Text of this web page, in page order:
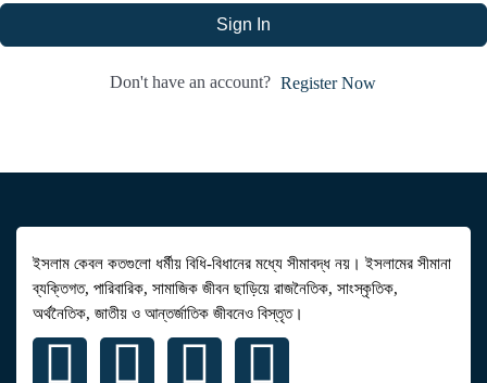
Sign In
Don't have an account? Register Now
ইসলাম কেবল কতগুলো ধর্মীয় বিধি-বিধানের মধ্যে সীমাবদ্ধ নয়। ইসলামের সীমানা
ব্যক্তিগত, পারিবারিক, সামাজিক জীবন ছাড়িয়ে রাজনৈতিক, সাংস্কৃতিক,
অর্থনৈতিক, জাতীয় ও আন্তর্জাতিক জীবনেও বিস্তৃত।